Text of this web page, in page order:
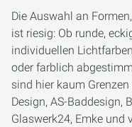
Die Auswahl an
ist riesig: Ob runde,
individuellen
oder farblich
sind hier kaum
Design, AS-Baddesign,
Glaswerk24, Emke und